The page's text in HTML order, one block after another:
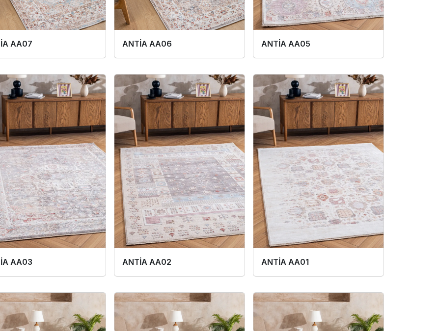
AA07 ANTİA AA06 ANTİA AA05
AA03 ANTİA AA02 ANTİA AA01